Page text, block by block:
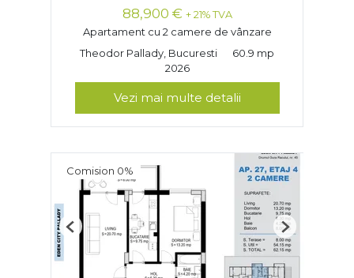
88,900 € + 21% TVA
Apartament cu 2 camere de vânzare
Theodor Pallady, Bucuresti
60.9 mp
2026
Vezi mai multe detalii
Comision 0%
Previous Next